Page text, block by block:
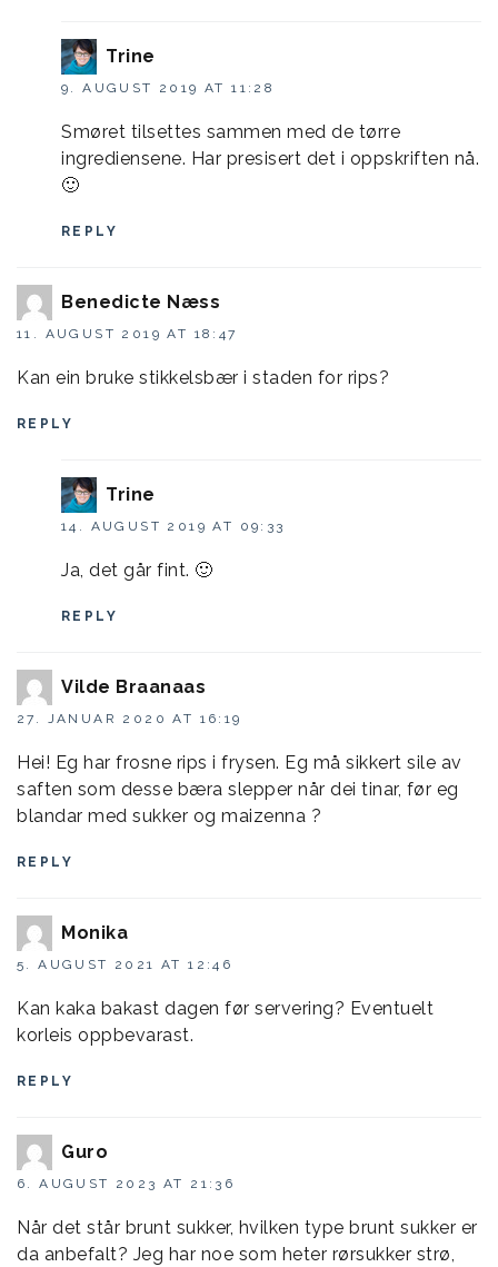
Trine
9. AUGUST 2019 AT 11:28
Smøret tilsettes sammen med de tørre
ingrediensene. Har presisert det i oppskriften nå.
🙂
REPLY
Benedicte Næss
11. AUGUST 2019 AT 18:47
Kan ein bruke stikkelsbær i staden for rips?
REPLY
Trine
14. AUGUST 2019 AT 09:33
Ja, det går fint. 🙂
REPLY
Vilde Braanaas
27. JANUAR 2020 AT 16:19
Hei! Eg har frosne rips i frysen. Eg må sikkert sile av
saften som desse bæra slepper når dei tinar, før eg
blandar med sukker og maizenna ?
REPLY
Monika
5. AUGUST 2021 AT 12:46
Kan kaka bakast dagen før servering? Eventuelt
korleis oppbevarast.
REPLY
Guro
6. AUGUST 2023 AT 21:36
Når det står brunt sukker, hvilken type brunt sukker er
da anbefalt? Jeg har noe som heter rørsukker strø,